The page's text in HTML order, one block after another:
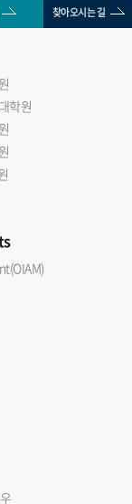
찾아오시는 길
학원